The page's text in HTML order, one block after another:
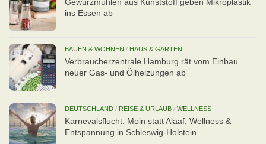
ins Essen ab
BAUEN & WOHNEN / HAUS & GARTEN
Verbraucherzentrale Hamburg rät vom Einbau
neuer Gas- und Ölheizungen ab
DEUTSCHLAND / REISE & URLAUB / WELLNESS
Karnevalsflucht: Moin statt Alaaf, Wellness &
Entspannung in Schleswig-Holstein